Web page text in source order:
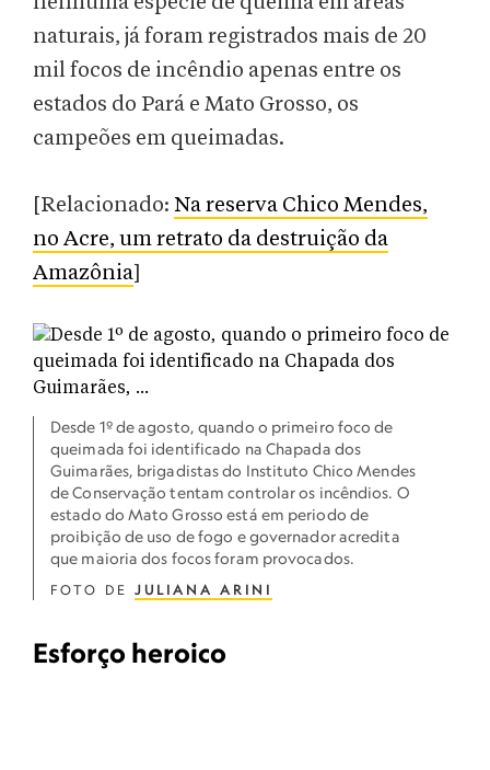
naturais, já foram registrados mais de 20
mil focos de incêndio apenas entre os
estados do Pará e Mato Grosso, os
campeões em queimadas.
[Relacionado: Na reserva Chico Mendes,
no Acre, um retrato da destruição da
Amazônia]
Desde 1º de agosto, quando o primeiro foco de
queimada foi identificado na Chapada dos
Guimarães, brigadistas do Instituto Chico Mendes
de Conservação tentam controlar os incêndios. O
estado do Mato Grosso está em periodo de
proibição de uso de fogo e governador acredita
que maioria dos focos foram provocados.
FOTO DE JULIANA ARINI
Esforço heroico